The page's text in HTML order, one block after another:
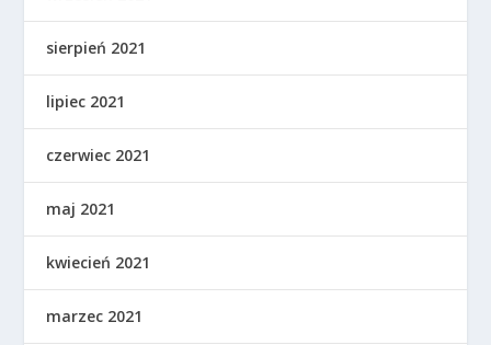
sierpień 2021
lipiec 2021
czerwiec 2021
maj 2021
kwiecień 2021
marzec 2021